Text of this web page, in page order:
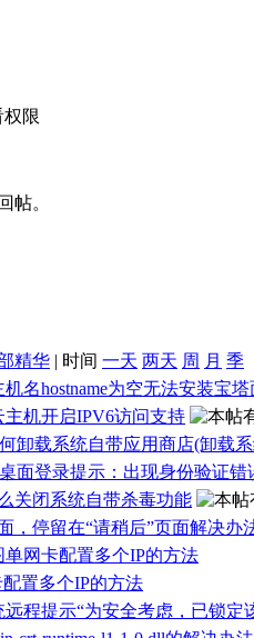
权限
帖。
精华 | 时间 一天 两天 周 月 季
名hostname为空无法安装宝
机开启IPV6访问支持
卸载系统自带应用商店(卸载
面登录提示：出现身份验证
关闭系统自带杀毒功能
，停留在“请稍后”页面解决办
单网卡配置多个IP的方法
配置多个IP的方法
远程提示“为安全考虑，已锁定